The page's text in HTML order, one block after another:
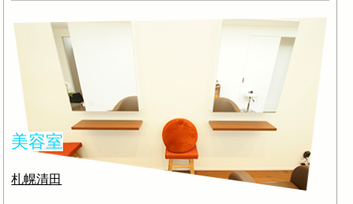
美容室
札幌清田